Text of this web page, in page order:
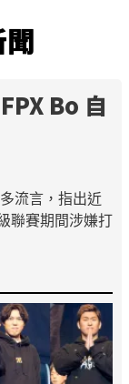
Bo 自
流言，指出近
聯賽期間涉嫌打